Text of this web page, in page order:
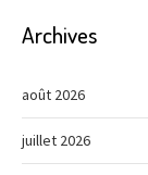
Archives
août 2026
juillet 2026